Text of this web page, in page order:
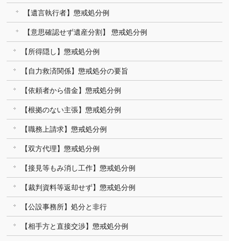
【遺言執行者】懲戒処分例
【意思確認せず遺産分割】 懲戒処分例
【所得隠し】懲戒処分例
【自力救済関係】懲戒処分の要旨
【依頼者から借金】懲戒処分例
【根拠のない主張】懲戒処分例
【職務上請求】懲戒処分例
【双方代理】懲戒処分例
【接見等もみ消し工作】懲戒処分例
【裁判資料等返却せず】懲戒処分例
【公設事務所】処分と非行
【相手方と直接交渉】懲戒処分例